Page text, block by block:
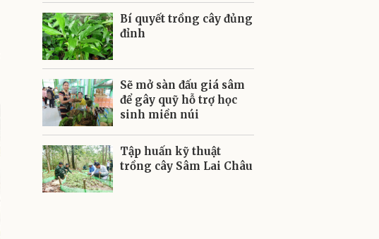
Bí quyết trồng cây đủng
đỉnh
Sẽ mở sàn đấu giá sâm
để gây quỹ hỗ trợ học
sinh miền núi
Tập huấn kỹ thuật
trồng cây Sâm Lai Châu